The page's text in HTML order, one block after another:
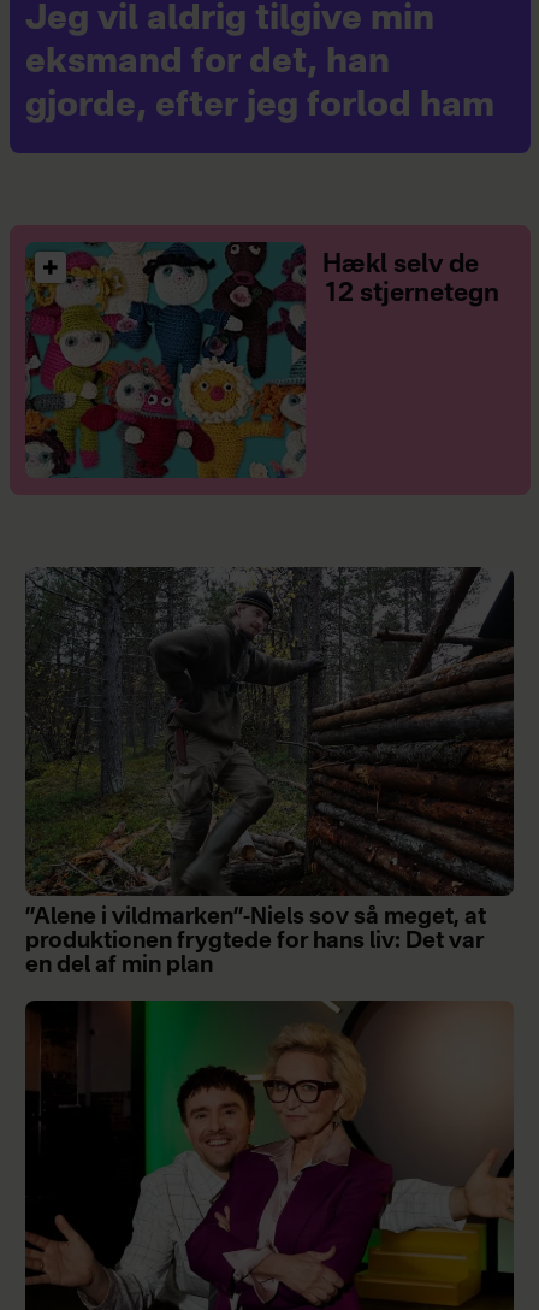
Jeg vil aldrig tilgive min
eksmand for det, han
gjorde, efter jeg forlod ham
Hækl selv de
12 stjernetegn
”Alene i vildmarken”-Niels sov så meget, at
produktionen frygtede for hans liv: Det var
en del af min plan